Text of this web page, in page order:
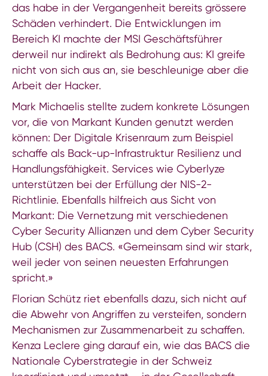
das habe in der Vergangenheit bereits grössere
Schäden verhindert. Die Entwicklungen im
Bereich KI machte der MSI Geschäftsführer
derweil nur indirekt als Bedrohung aus: KI greife
nicht von sich aus an, sie beschleunige aber die
Arbeit der Hacker.
Mark Michaelis stellte zudem konkrete Lösungen
vor, die von Markant Kunden genutzt werden
können: Der Digitale Krisenraum zum Beispiel
schaffe als Back-up-Infrastruktur Resilienz und
Handlungsfähigkeit. Services wie Cyberlyze
unterstützen bei der Erfüllung der NIS-2-
Richtlinie. Ebenfalls hilfreich aus Sicht von
Markant: Die Vernetzung mit verschiedenen
Cyber Security Allianzen und dem Cyber Security
Hub (CSH) des BACS. «Gemeinsam sind wir stark,
weil jeder von seinen neuesten Erfahrungen
spricht.»
Florian Schütz riet ebenfalls dazu, sich nicht auf
die Abwehr von Angriffen zu versteifen, sondern
Mechanismen zur Zusammenarbeit zu schaffen.
Kenza Leclere ging darauf ein, wie das BACS die
Nationale Cyberstrategie in der Schweiz